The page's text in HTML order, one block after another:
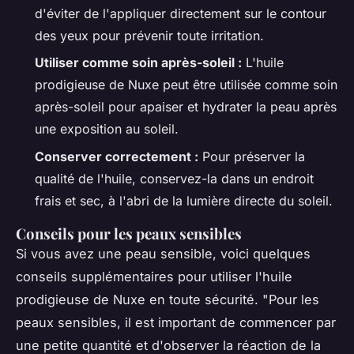
d'éviter de l'appliquer directement sur le contour
des yeux pour prévenir toute irritation.
Utiliser comme soin après-soleil : L'huile
prodigieuse de Nuxe peut être utilisée comme soin
après-soleil pour apaiser et hydrater la peau après
une exposition au soleil.
Conserver correctement : Pour préserver la
qualité de l'huile, conservez-la dans un endroit
frais et sec, à l'abri de la lumière directe du soleil.
Conseils pour les peaux sensibles
Si vous avez une peau sensible, voici quelques
conseils supplémentaires pour utiliser l'huile
prodigieuse de Nuxe en toute sécurité. "Pour les
peaux sensibles, il est important de commencer par
une petite quantité et d'observer la réaction de la